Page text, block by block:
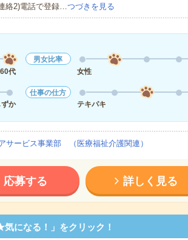
絡2)電話で登録…つづきを見る
60代
男女比率
女性
ずか
仕事の仕方
テキパキ
ービス事業部 （医療福祉介護関連）
応募する 詳しく見る
になる！」をクリック！